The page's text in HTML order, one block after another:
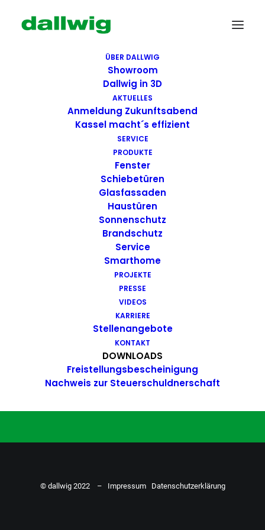
ÜBER DALLWIG
Showroom
Dallwig in 3D
AKTUELLES
Anmeldung Zukunftsabend
Kassel macht´s effizient
SERVICE
PRODUKTE
Fenster
Schiebetüren
Glasfassaden
Haustüren
Sonnenschutz
Brandschutz
Service
Smarthome
PROJEKTE
PRESSE
VIDEOS
KARRIERE
Stellenangebote
KONTAKT
DOWNLOADS
Freistellungsbescheinigung
Nachweis zur Steuerschuldnerschaft
Wir suchen Dich!
Dallwig bietet
Perspektive
Du hast Bock auf einen Job mit
Action. Bewirb dich ganz einfach
ZU DEN STELLENANGEBOTEN
© dallwig 2022 – Impressum Datenschutzerklärung